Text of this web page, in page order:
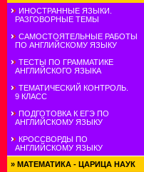
ИНОСТРАННЫЕ ЯЗЫКИ.
РАЗГОВОРНЫЕ ТЕМЫ
САМОСТОЯТЕЛЬНЫЕ РАБОТЫ
ПО АНГЛИЙСКОМУ ЯЗЫКУ
ТЕСТЫ ПО ГРАММАТИКЕ
АНГЛИЙСКОГО ЯЗЫКА
ТЕМАТИЧЕСКИЙ КОНТРОЛЬ.
9 КЛАСС
ПОДГОТОВКА К ЕГЭ ПО
АНГЛИЙСКОМУ ЯЗЫКУ
КРОССВОРДЫ ПО
АНГЛИЙСКОМУ ЯЗЫКУ
» МАТЕМАТИКА - ЦАРИЦА НАУК